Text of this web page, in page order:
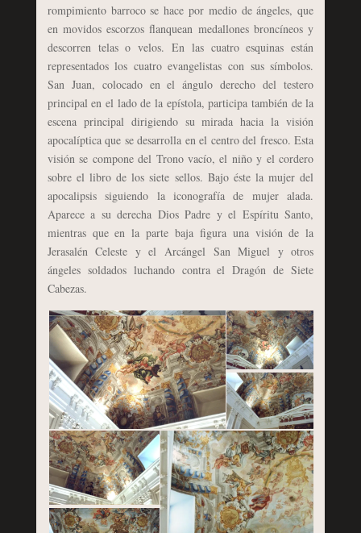
rompimiento barroco se hace por medio de ángeles, que
en movidos escorzos flanquean medallones broncíneos y
descorren telas o velos. En las cuatro esquinas están
representados los cuatro evangelistas con sus símbolos.
San Juan, colocado en el ángulo derecho del testero
principal en el lado de la epístola, participa también de la
escena principal dirigiendo su mirada hacia la visión
apocalíptica que se desarrolla en el centro del fresco. Esta
visión se compone del Trono vacío, el niño y el cordero
sobre el libro de los siete sellos. Bajo éste la mujer del
apocalipsis siguiendo la iconografía de mujer alada.
Aparece a su derecha Dios Padre y el Espíritu Santo,
mientras que en la parte baja figura una visión de la
Jerasalén Celeste y el Arcángel San Miguel y otros
ángeles soldados luchando contra el Dragón de Siete
Cabezas.